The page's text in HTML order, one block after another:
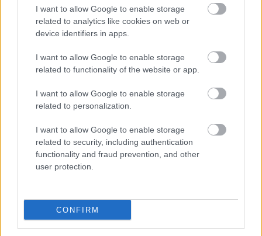
I want to allow Google to enable storage
related to analytics like cookies on web or
device identifiers in apps.
I want to allow Google to enable storage
related to functionality of the website or app.
I want to allow Google to enable storage
related to personalization.
I want to allow Google to enable storage
related to security, including authentication
functionality and fraud prevention, and other
user protection.
CONFIRM
GaBe
16 éve
Sajnos nem tudok menni :(
Pont júni 12.-én indulok olaszba :D
Repeatuntil
szerintem nem voltunk 70-en ... vagy ez csak irónia és
nem értem ? :)